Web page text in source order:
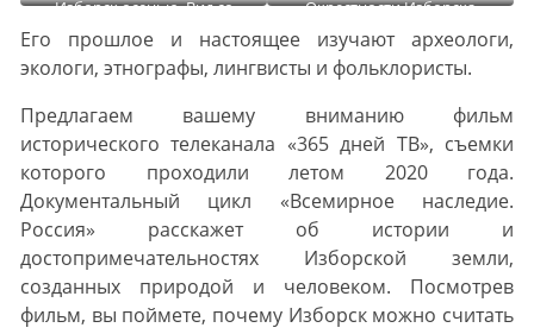
Изборск осенью. Вид со
галерее у башни Луковка
Окрестности Изборска
Его прошлое и настоящее изучают археологи,
экологи, этнографы, лингвисты и фольклористы.
Предлагаем вашему вниманию фильм
исторического телеканала «365 дней ТВ», съемки
которого проходили летом 2020 года.
Документальный цикл «Всемирное наследие.
Россия» расскажет об истории и
достопримечательностях Изборской земли,
созданных природой и человеком. Посмотрев
фильм, вы поймете, почему Изборск можно считать